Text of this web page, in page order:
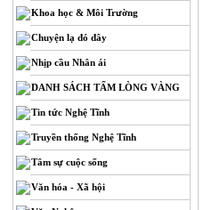
Khoa học & Môi Trường
Chuyện lạ đó đây
Nhịp cầu Nhân ái
DANH SÁCH TẤM LÒNG VÀNG
Tin tức Nghệ Tĩnh
Truyền thống Nghệ Tĩnh
Tâm sự cuộc sống
Văn hóa - Xã hội